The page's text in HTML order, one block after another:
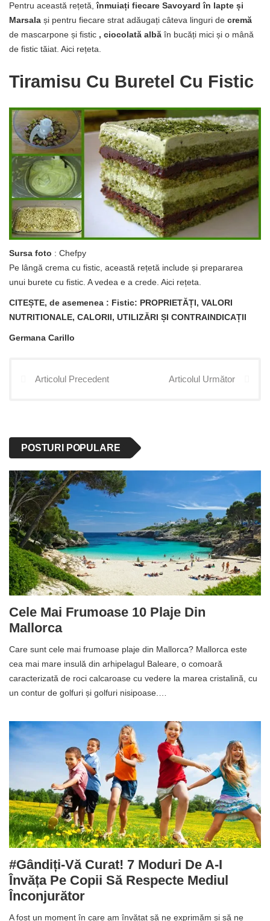
Pentru această rețetă,înmuiați fiecare Savoyard în lapte și
Marsala și pentru fiecare strat adăugați câteva linguri de cremă
de mascarpone și fistic , ciocolată albă în bucăți mici și o mână
de fistic tăiat. Aici rețeta.
Tiramisu Cu Buretel Cu Fistic
Sursa foto : Chefpy
Pe lângă crema cu fistic, această rețetă include și prepararea
unui burete cu fistic. A vedea e a crede. Aici rețeta.
CITEȘTE, de asemenea : Fistic: PROPRIETĂȚI, VALORI
NUTRITIONALE, CALORII, UTILIZĂRI ȘI CONTRAINDICAȚII
Germana Carillo
Articolul Precedent Articolul Următor
POSTURI POPULARE
Cele Mai Frumoase 10 Plaje Din
Mallorca
Care sunt cele mai frumoase plaje din Mallorca? Mallorca este
cea mai mare insulă din arhipelagul Baleare, o comoară
caracterizată de roci calcaroase cu vedere la marea cristalină, cu
un contur de golfuri și golfuri nisipoase.…
#Gândiți-Vă Curat! 7 Moduri De A-I
Învăța Pe Copii Să Respecte Mediul
Înconjurător
A fost un moment în care am învățat să ne exprimăm și să ne